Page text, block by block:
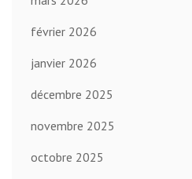
février 2026
janvier 2026
décembre 2025
novembre 2025
octobre 2025